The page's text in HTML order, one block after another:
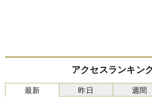
アクセスランキン
最新 昨日 週間